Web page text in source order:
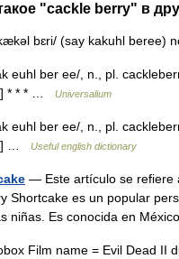
"cackle berry" в
bɛri/ (say kakuhl beree)
euhl ber ee/, n., pl.
* * * …
Universalium
euhl ber ee/, n., pl.
…
Useful english dictionary
— Este artículo se refiere
Shortcake es un popular
niñas. Es conocida en
Film name = Evil Dead II